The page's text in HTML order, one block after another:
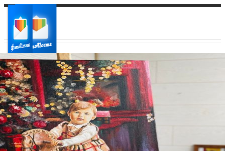
Ваш город:
Ваш регион доставки
Выберите из списка: